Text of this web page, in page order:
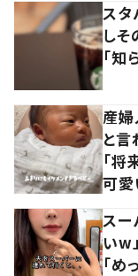
スタ
し
「知
産婦
と
「将
可愛
スー
いw
「め